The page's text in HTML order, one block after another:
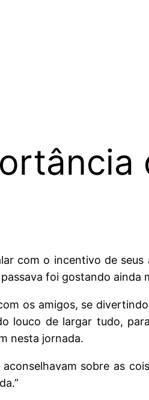
com o incentivo de
foi gostando ainda
os amigos, se
louco de largar tudo,
nesta jornada.
sobre as